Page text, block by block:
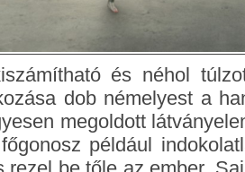
és néhol
dob némelyest a
megoldott
például